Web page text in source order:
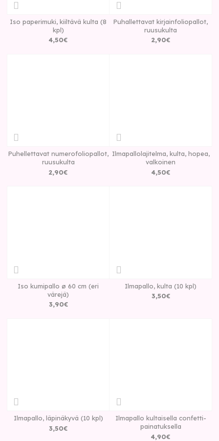
Iso paperimuki, kiiltävä kulta (8
kpl)
4,50€
Puhallettavat kirjainfoliopallot,
ruusukulta
2,90€
Puhellettavat numerofoliopallot,
ruusukulta
2,90€
Ilmapallolajitelma, kulta, hopea,
valkoinen
4,50€
Iso kumipallo ø 60 cm (eri
värejä)
3,90€
Ilmapallo, kulta (10 kpl)
3,50€
Ilmapallo, läpinäkyvä (10 kpl)
3,50€
Ilmapallo kultaisella confetti-
painatuksella
4,90€